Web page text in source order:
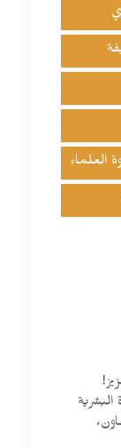
العلماء
البشرية